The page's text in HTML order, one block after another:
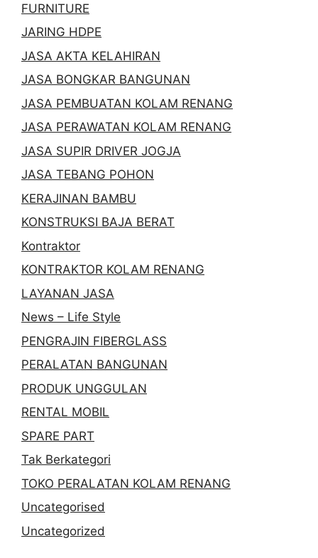
FURNITURE
JARING HDPE
JASA AKTA KELAHIRAN
JASA BONGKAR BANGUNAN
JASA PEMBUATAN KOLAM RENANG
JASA PERAWATAN KOLAM RENANG
JASA SUPIR DRIVER JOGJA
JASA TEBANG POHON
KERAJINAN BAMBU
KONSTRUKSI BAJA BERAT
Kontraktor
KONTRAKTOR KOLAM RENANG
LAYANAN JASA
News – Life Style
PENGRAJIN FIBERGLASS
PERALATAN BANGUNAN
PRODUK UNGGULAN
RENTAL MOBIL
SPARE PART
Tak Berkategori
TOKO PERALATAN KOLAM RENANG
Uncategorised
Uncategorized